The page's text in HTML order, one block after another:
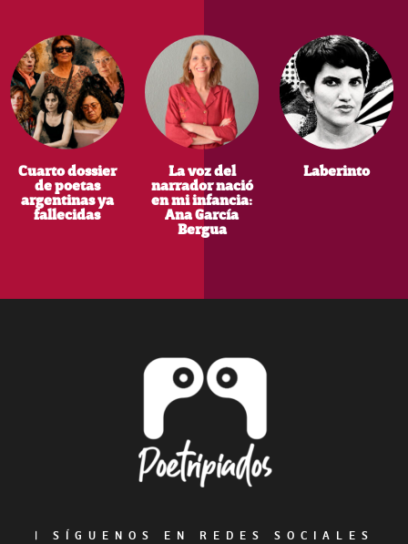
Cuarto dossier
de poetas
argentinas ya
fallecidas
La voz del
narrador nació
en mi infancia:
Ana García
Bergua
Laberinto
|
SÍGUENOS EN REDES SOCIALES